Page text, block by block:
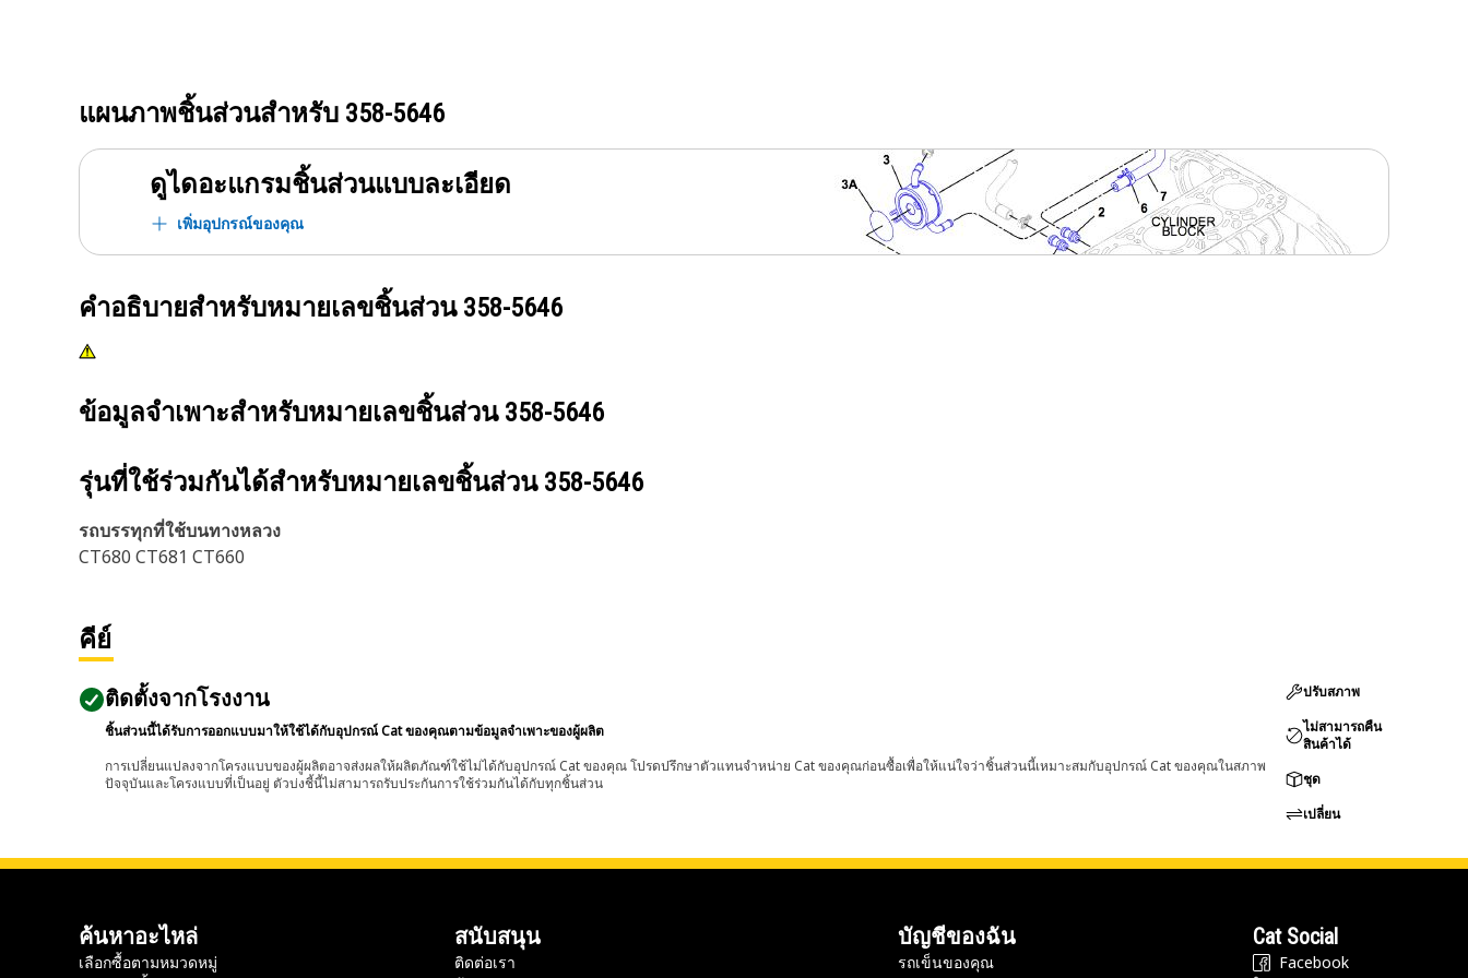
แผนภาพชิ้นส่วนสำหรับ 358-5646
ดูไดอะแกรมชิ้นส่วนแบบละเอียด
เพิ่มอุปกรณ์ของคุณ
คำอธิบายสำหรับหมายเลขชิ้นส่วน 358-5646
ข้อมูลจำเพาะสำหรับหมายเลขชิ้นส่วน 358-5646
รุ่นที่ใช้ร่วมกันได้สำหรับหมายเลขชิ้นส่วน 358-5646
รถบรรทุกที่ใช้บนทางหลวง
CT680 CT681 CT660
คีย์
ติดตั้งจากโรงงาน
ชิ้นส่วนนี้ได้รับการออกแบบมาให้ใช้ได้กับอุปกรณ์ Cat ของคุณตามข้อมูลจำเพาะของผู้ผลิต
การเปลี่ยนแปลงจากโครงแบบของผู้ผลิตอาจส่งผลให้ผลิตภัณฑ์ใช้ไม่ได้กับอุปกรณ์ Cat ของคุณ โปรดปรึกษาตัวแทนจำหน่าย Cat ของคุณก่อนซื้อเพื่อให้แน่ใจว่าชิ้นส่วนนี้เหมาะสมกับอุปกรณ์ Cat ของคุณในสภาพ
ปัจจุบันและโครงแบบที่เป็นอยู่ ตัวบ่งชี้นี้ไม่สามารถรับประกันการใช้ร่วมกันได้กับทุกชิ้นส่วน
ปรับสภาพ
ไม่สามารถคืน
สินค้าได้
ชุด
เปลี่ยน
ค้นหาอะไหล่
เลือกซื้อตามหมวดหมู่
สนับสนุน
ติดต่อเรา
บัญชีของฉัน
รถเข็นของคุณ
Cat Social
Facebook